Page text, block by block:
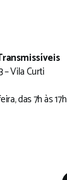
– Vila Curti
das 7h às 17h